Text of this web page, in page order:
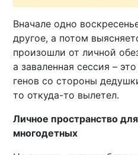
Вначале одно
другое, а потом
произошли от личной
а заваленная сессия –
генов со стороны
то откуда-то вылетел.
Личное пространство
многодетных